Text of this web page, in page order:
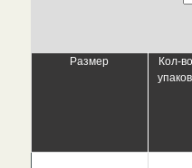
Размер
Кол-